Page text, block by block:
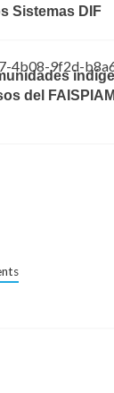
Sistemas DIF
del